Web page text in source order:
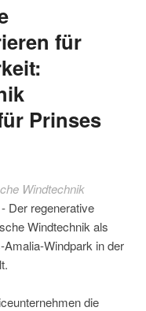
für
Prinses
Windtechnik
Der regenerative
Windtechnik als
Windpark in der
die